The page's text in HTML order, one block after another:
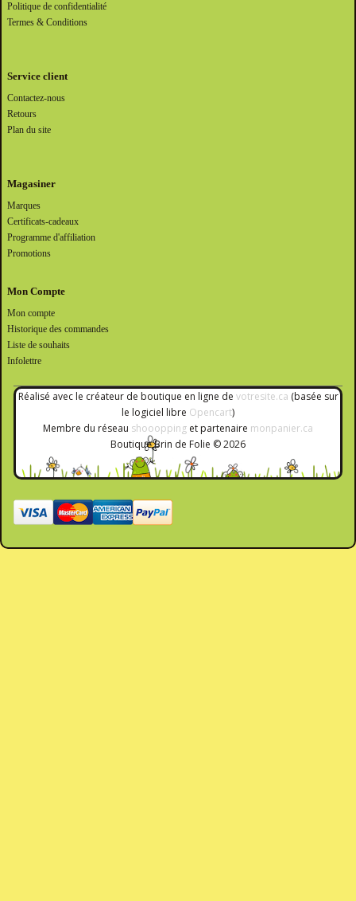
Politique de confidentialité
Termes & Conditions
Service client
Contactez-nous
Retours
Plan du site
Magasiner
Marques
Certificats-cadeaux
Programme d'affiliation
Promotions
Mon Compte
Mon compte
Historique des commandes
Liste de souhaits
Infolettre
Réalisé avec le créateur de boutique en ligne de votresite.ca (basée sur
le logiciel libre Opencart)
Membre du réseau shooopping et partenaire monpanier.ca
Boutique Brin de Folie © 2026